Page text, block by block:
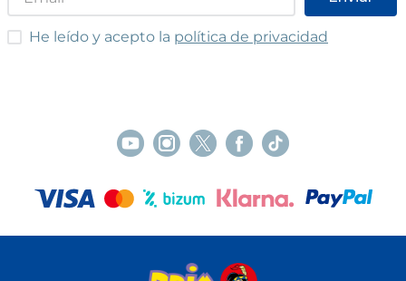
He leído y acepto las condiciones
He leído y acepto la política de privacidad